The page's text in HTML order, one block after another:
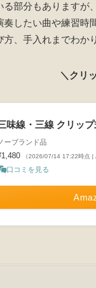
部分もありますが
奏したい曲や練習時
、手入れまでわか
＼クリ
味線・三線 クリッ
ノーブランド品
（2026/07/14 17:22時点 |
口コミを見る